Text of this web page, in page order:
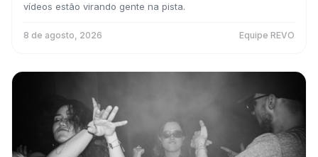
vídeos estão virando gente na pista.
8 de agosto, 2026 Equipe REVO